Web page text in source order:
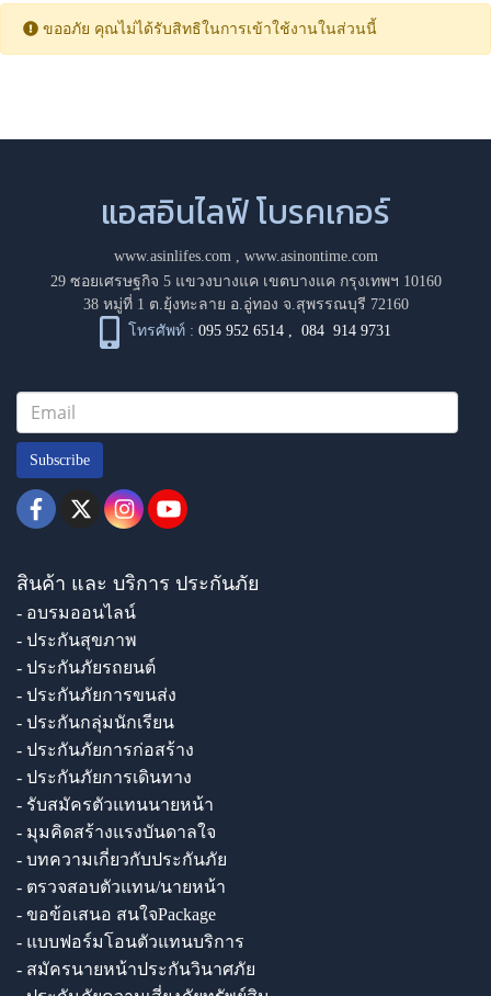
ขออภัย คุณไม่ได้รับสิทธิในการเข้าใช้งานในส่วนนี้
แอสอินไลฟ์ โบรคเกอร์
www.asinlifes.com, www.asinontime.com
29 ซอยเศรษฐกิจ 5 แขวงบางแค เขตบางแค กรุงเทพฯ 10160
38 หมู่ที่ 1 ต.ยุ้งทะลาย อ.อู่ทอง จ.สุพรรณบุรี 72160
โทรศัพท์ : 095 952 6514 ,084 914 9731
Subscribe
สินค้า และ บริการ ประกันภัย
- อบรมออนไลน์
- ประกันสุขภาพ
- ประกันภัยรถยนต์
- ประกันภัยการขนส่ง
- ประกันกลุ่มนักเรียน
- ประกันภัยการก่อสร้าง
- ประกันภัยการเดินทาง
- รับสมัครตัวแทนนายหน้า
- มุมคิดสร้างแรงบันดาลใจ
- บทความเกี่ยวกับประกันภัย
- ตรวจสอบตัวแทน/นายหน้า
- ขอข้อเสนอ สนใจPackage
- แบบฟอร์มโอนตัวแทนบริการ
- สมัครนายหน้าประกันวินาศภัย